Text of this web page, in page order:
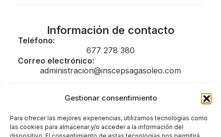
Gestionar consentimiento
Para ofrecer las mejores experiencias, utilizamos tecnologías como
las cookies para almacenar y/o acceder a la información del
Información de contacto
Teléfono:
677 278 380
Correo electrónico:
administracion@inscepsagasoleo.com
Legal